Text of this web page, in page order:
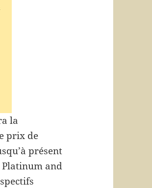
la
prix de
présent
Platinum and